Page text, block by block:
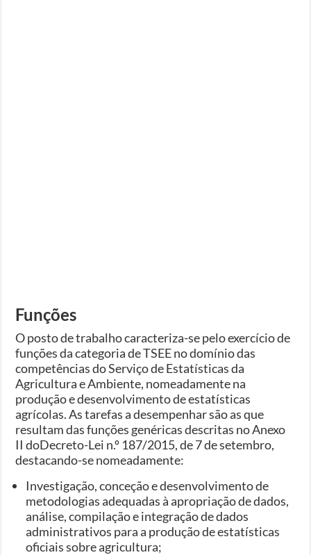
Funções
O posto de trabalho caracteriza-se pelo exercício de
funções da categoria de TSEE no domínio das
competências do Serviço de Estatísticas da
Agricultura e Ambiente, nomeadamente na
produção e desenvolvimento de estatísticas
agrícolas. As tarefas a desempenhar são as que
resultam das funções genéricas descritas no Anexo
II doDecreto-Lei n.º 187/2015, de 7 de setembro,
destacando-se nomeadamente:
Investigação, conceção e desenvolvimento de
metodologias adequadas à apropriação de dados,
análise, compilação e integração de dados
administrativos para a produção de estatísticas
oficiais sobre agricultura;